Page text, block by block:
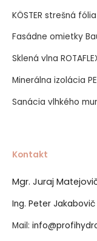
KÖSTER strešná
Fasádne omietky
Sklená vlna
Minerálna izolácia
Sanácia vlhkého
Kontakt
Mgr. Juraj
Ing. Peter Jakabovič
Mail: